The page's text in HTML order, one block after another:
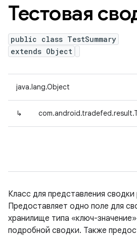
Тестовая
public class TestSummary
extends Object
java.lang.Object
↳
Класс для представления
Предоставляет одно поле для
хранилище типа «ключ-
подробной сводки. Также